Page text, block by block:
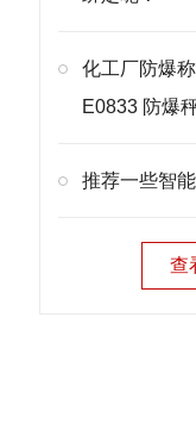
化工厂防爆
E0833 防爆
推荐一些智
查